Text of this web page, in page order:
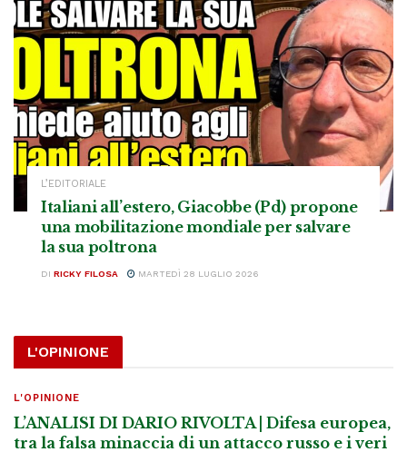
L’EDITORIALE
Italiani all’estero, Giacobbe (Pd) propone
una mobilitazione mondiale per salvare
la sua poltrona
DI RICKY FILOSA MARTEDÌ 28 LUGLIO 2026
L'OPINIONE
L'OPINIONE
L’ANALISI DI DARIO RIVOLTA | Difesa europea,
tra la falsa minaccia di un attacco russo e i veri